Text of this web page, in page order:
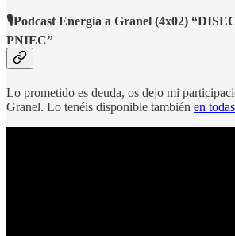
🎙️Podcast Energía a Granel (4x02)
PNIEC”
Lo prometido es deuda, os dejo mi
Granel. Lo tenéis disponible también en